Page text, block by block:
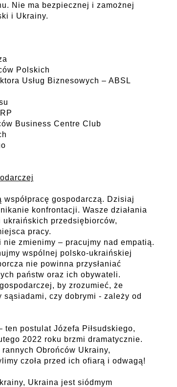
Nie ma bezpiecznej i zamożnej
i Ukrainy.
Polskich
Usług Biznesowych – ABSL
Business Centre Club
gospodarczą. Dzisiaj
konfrontacji. Wasze działania
przedsiębiorców,
pracy.
zmienimy – pracujmy nad empatią.
wspólnej polsko-ukraińskiej
nie powinna przysłaniać
państw oraz ich obywateli.
by zrozumieć, że
czy dobrymi - zależy od
ten postulat Józefa Piłsudskiego,
2022 roku brzmi dramatycznie.
Obrońców Ukrainy,
czoła przed ich ofiarą i odwagą!
Ukraina jest siódmym